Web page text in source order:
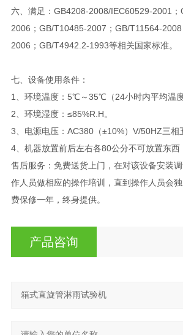
六、 满足：GB4208-2008/IEC60529-2001
2006；GB/T10485-2007；GB/T11564-
2006；GB/T4942.2-1993等相关国家标准。
七、设备使用条件：
1、环境温度：5℃～35℃（24小时内平均温
2、环境湿度：≤85%R.H。
3、电源电压：AC380（±10%）V/50HZ三相
4、机器放置前后左右各80公分不可放置东西
售后服务：免费送货上门，在对该设备安装
作人员做相应的操作培训，直到操作人员会
费保修一年，终身提供。
产品咨询